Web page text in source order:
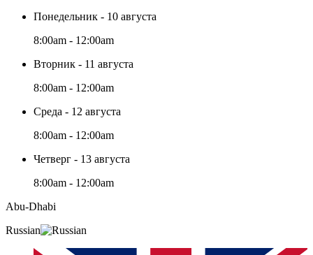
Понедельник - 10 августа
8:00am - 12:00am
Вторник - 11 августа
8:00am - 12:00am
Среда - 12 августа
8:00am - 12:00am
Четверг - 13 августа
8:00am - 12:00am
Abu-Dhabi
Russian